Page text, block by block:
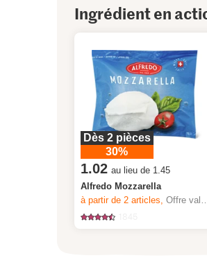
Ingrédient en
Dès 2 pièces
30%
1.02 au lieu de 1.45
Alfredo Mozzarella
à partir de 2 articles, Offre valable du 6.8 au 12.8.2026, jusqu’à épuisement du stock.